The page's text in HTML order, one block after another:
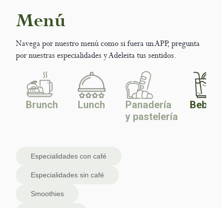
Menú
Navega por nuestro menú como si fuera un APP, pregunta
por nuestras especialidades y Adeleita tus sentidos.
Brunch Lunch
Panadería
y pastelería
Especialidades con café
Especialidades sin café
Smoothies